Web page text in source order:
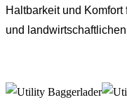
Haltbarkeit und
und